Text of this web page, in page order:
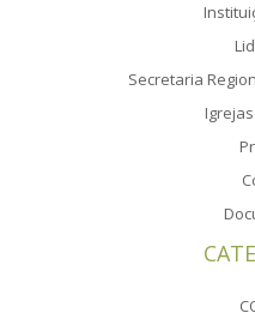
Secretaria